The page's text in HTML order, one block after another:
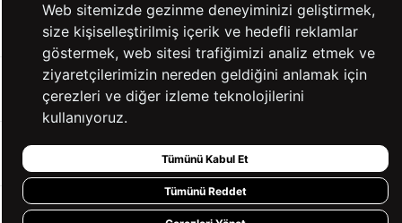
KATEGORİLER
YARDIM
BİZE ULAŞIN
HIZLI ERİŞİM
Web sitemizde gezinme deneyiminizi geliştirmek,
size kişiselleştirilmiş içerik ve hedefli reklamlar
göstermek, web sitesi trafiğimizi analiz etmek ve
ziyaretçilerimizin nereden geldiğini anlamak için
çerezleri ve diğer izleme teknolojilerini
kullanıyoruz.
Tümünü Kabul Et
Tümünü Reddet